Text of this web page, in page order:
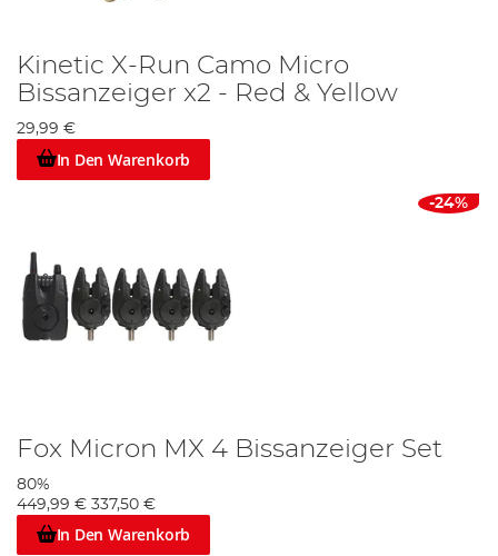
Kinetic X-Run Camo Micro
Bissanzeiger x2 - Red & Yellow
29,99 €
In Den Warenkorb
-24%
Fox Micron MX 4 Bissanzeiger Set
80%
449,99 € 337,50 €
In Den Warenkorb